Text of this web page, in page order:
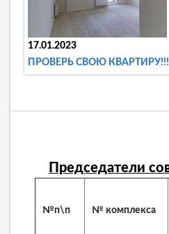
17.01.2023
ПРОВЕРЬ СВОЮ КВАРТИРУ!!!
Председатели
№п\п № комплекса